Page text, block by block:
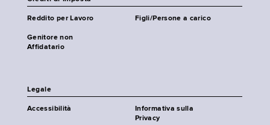
Reddito per Lavoro Figli/Persone a carico
Genitore non
Affidatario
Legale
Accessibilità
Informativa sulla
Privacy